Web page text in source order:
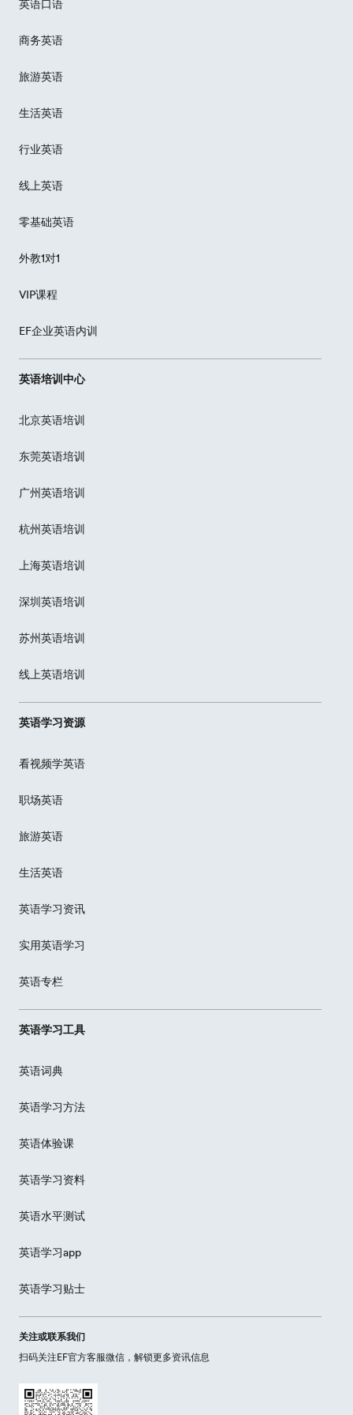
英语口语
商务英语
旅游英语
生活英语
行业英语
线上英语
零基础英语
外教1对1
VIP课程
EF企业英语内训
英语培训中心
北京英语培训
东莞英语培训
广州英语培训
杭州英语培训
上海英语培训
深圳英语培训
苏州英语培训
线上英语培训
英语学习资源
看视频学英语
职场英语
旅游英语
生活英语
英语学习资讯
实用英语学习
英语专栏
英语学习工具
英语词典
英语学习方法
英语体验课
英语学习资料
英语水平测试
英语学习app
英语学习贴士
关注或联系我们
扫码关注EF官方客服微信，解锁更多资讯信息